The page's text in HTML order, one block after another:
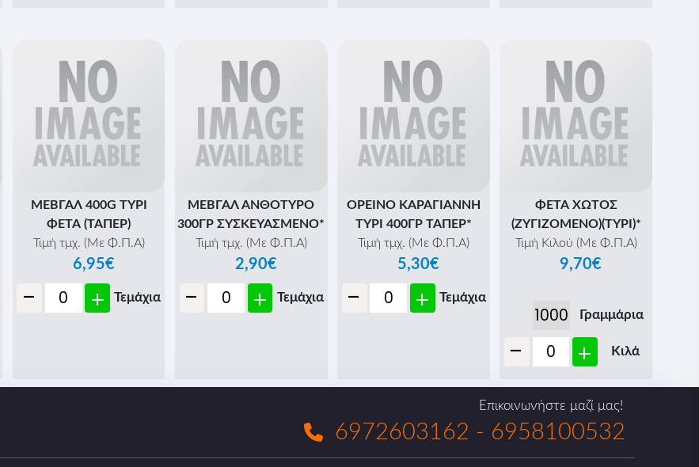
ΜΕΒΓΑΛ 400G ΤΥΡΙ
ΦΕΤΑ (ΤΑΠΕΡ)
Τιμή τμχ. (Με Φ.Π.Α)
6,95€
- + Τεμάχια
ΜΕΒΓΑΛ ΑΝΘΟΤΥΡΟ
300ΓΡ ΣΥΣΚΕΥΑΣΜΕΝΟ*
Τιμή τμχ. (Με Φ.Π.Α)
2,90€
- + Τεμάχια
ΟΡΕΙΝΟ ΚΑΡΑΓΙΑΝΝΗ
ΤΥΡΙ 400ΓΡ ΤΑΠΕΡ*
Τιμή τμχ. (Με Φ.Π.Α)
5,30€
- + Τεμάχια
ΦΕΤΑ ΧΩΤΟΣ
(ΖΥΓΙΖΟΜΕΝΟ)(ΤΥΡΙ)*
Τιμή Κιλού (Με Φ.Π.Α)
9,70€
Γραμμάρια
- + Κιλά
Επικοινωνήστε μαζί μας!
6972603162 - 6958100532